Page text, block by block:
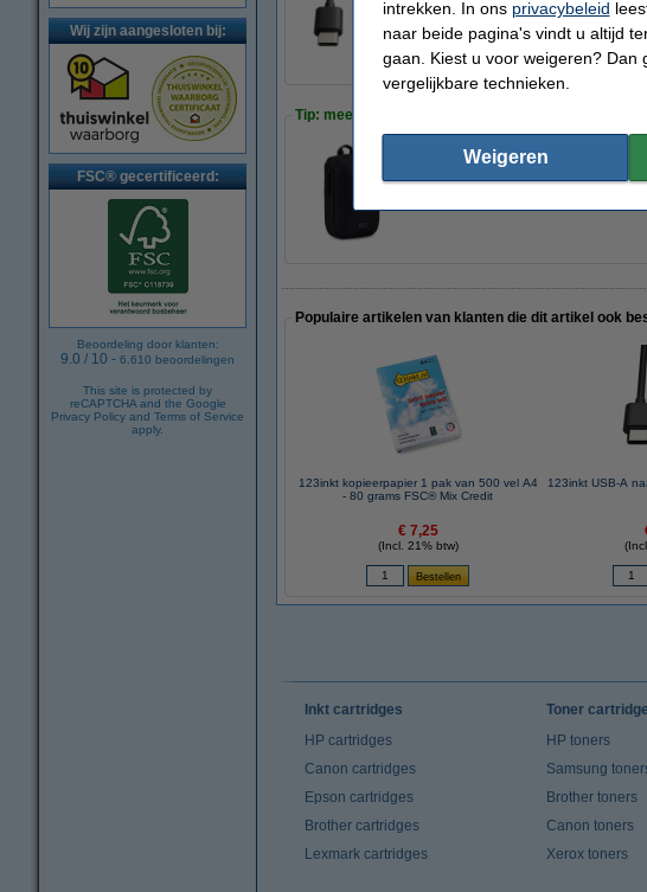
Wij zijn aangesloten bij:
FSC® gecertificeerd:
Beoordeling door klanten:
9.0 / 10 - 6.610 beoordelingen
This site is protected by
reCAPTCHA and the Google
Privacy Policy and Terms of Service
apply.
123inkt USB-C naar USB-C kabel (1
Tip: meebestellen
Case Logic Invigo Eco opberghoes
Populaire artikelen van klanten die dit artikel ook
123inkt kopieerpapier 1 pak van 500 vel A4
- 80 grams FSC® Mix Credit
€ 7,25
(Incl. 21% btw)
123inkt USB-A
Inkt cartridges
HP cartridges
Canon cartridges
Epson cartridges
Brother cartridges
Lexmark cartridges
Toner
HP toners
Samsung
Brother toners
Canon toners
Xerox toners
intrekken. In ons privacybeleid
naar beide pagina's vindt u altijd
gaan. Kiest u voor weigeren? Dan
vergelijkbare technieken.
Weigeren